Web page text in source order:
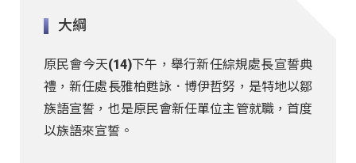
大綱
原民會今天(14)下午，舉行新任綜規處長宣誓典
禮，新任處長雅柏甦詠．博伊哲努，是特地以鄒
族語宣誓，也是原民會新任單位主管就職，首度
以族語來宣誓。